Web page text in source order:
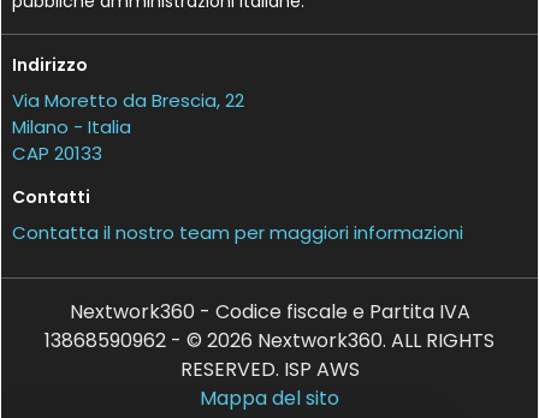
Indirizzo
Via Moretto da Brescia, 22
Milano - Italia
CAP 20133
Contatti
Contatta il nostro team per maggiori informazioni
Nextwork360 - Codice fiscale e Partita IVA
13868590962 - © 2026 Nextwork360. ALL RIGHTS
RESERVED. ISP AWS
Mappa del sito